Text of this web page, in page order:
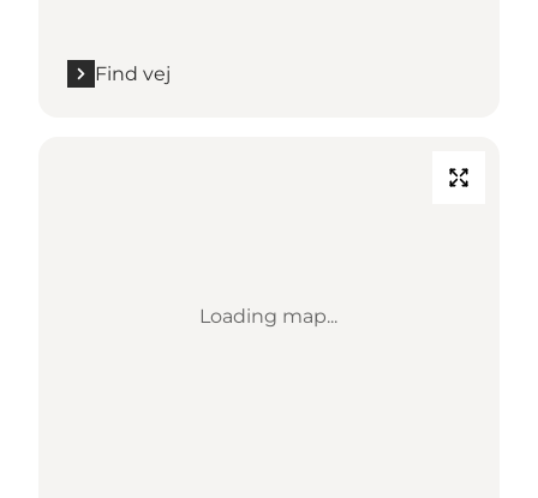
Find vej
Loading map...